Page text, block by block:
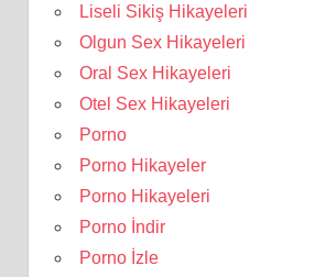
Liseli Sikiş Hikayeleri
Olgun Sex Hikayeleri
Oral Sex Hikayeleri
Otel Sex Hikayeleri
Porno
Porno Hikayeler
Porno Hikayeleri
Porno İndir
Porno İzle